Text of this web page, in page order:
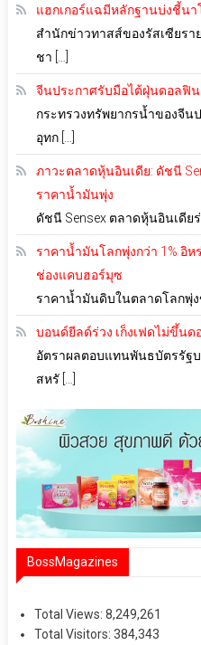
แฮกเกอร์แฉมีหลักฐานบ่งชี้นา
สำนักข่าวทาสส์ของรัสเซียรา
ชา […]
จีนประกาศรับมือไต้ฝุ่นดอลฟิ
กระทรวงทรัพยากรน้ำของจีน
อุทก […]
ภาวะตลาดหุ้นอินเดีย: ดัชนี
ราคาน้ำมันพุ่ง
ดัชนี Sensex ตลาดหุ้นอินเดียร่
ราคาน้ำมันโลกพุ่งกว่า 1% อิ
ช่องแคบฮอร์มุซ
ราคาน้ำมันดิบในตลาดโลกพุ่ง
บอนด์ยีลด์ร่วง เก็งเฟดไม่ขึ้นด
อัตราผลตอบแทนพันธบัตรรัฐ
สหรั […]
BossMagazines
Total Views: 8,249,261
Total Visitors: 384,343